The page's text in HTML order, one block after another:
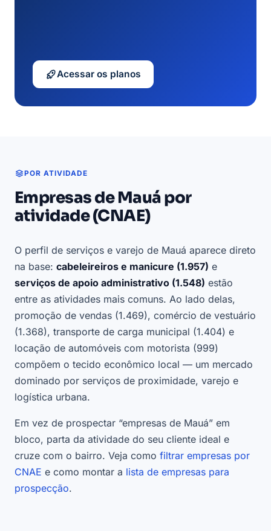
Acessar os planos
POR ATIVIDADE
Empresas de Mauá por
atividade (CNAE)
O perfil de serviços e varejo de Mauá aparece direto
na base: cabeleireiros e manicure (1.957) e
serviços de apoio administrativo (1.548) estão
entre as atividades mais comuns. Ao lado delas,
promoção de vendas (1.469), comércio de vestuário
(1.368), transporte de carga municipal (1.404) e
locação de automóveis com motorista (999)
compõem o tecido econômico local — um mercado
dominado por serviços de proximidade, varejo e
logística urbana.
Em vez de prospectar “empresas de Mauá” em
bloco, parta da atividade do seu cliente ideal e
cruze com o bairro. Veja como filtrar empresas por
CNAE e como montar a lista de empresas para
prospecção.